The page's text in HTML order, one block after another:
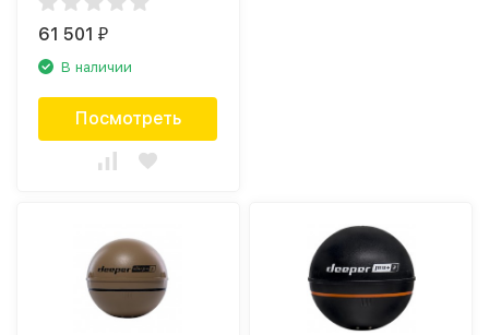
61 501₽
В наличии
Посмотреть